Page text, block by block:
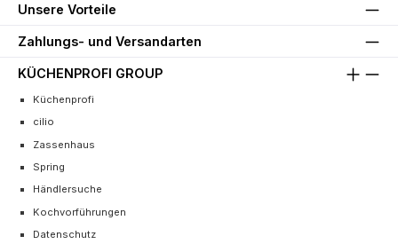
Unsere Vorteile
Zahlungs- und Versandarten
KÜCHENPROFI GROUP
Küchenprofi
cilio
Zassenhaus
Spring
Händlersuche
Kochvorführungen
Datenschutz